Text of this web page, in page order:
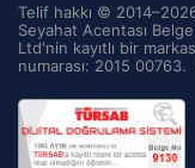
Telif hakkı ©
Seyahat Acentası
Ltd'nin kayıtlı bir
numarası: 2015 00763.